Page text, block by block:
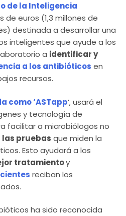
de la Inteligencia
de euros (1,3 millones de
destinada a desarrollar una
inteligentes que ayude a los
a identificar y
a los antibióticos en
recursos.
como ‘ASTapp’, usará el
y tecnología de
facilitar a microbiólogos no
pruebas que miden la
Esto ayudará a los
tratamientoy
reciban los
ha sido reconocida